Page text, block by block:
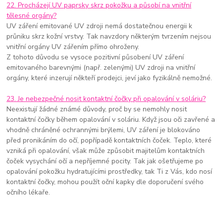
22. Procházejí UV paprsky skrz pokožku a působí na vnitřní
tělesné orgány?
UV záření emitované UV zdroji nemá dostatečnou energii k
průniku skrz kožní vrstvy. Tak navzdory některým tvrzením nejsou
vnitřní orgány UV zářením přímo ohroženy.
Z tohoto důvodu se vysoce pozitivní působení UV záření
emitovaného barevnými (např. zelenými) UV zdroji na vnitřní
orgány, které inzerují někteří prodejci, jeví jako fyzikálně nemožné.
23. Je nebezpečné nosit kontaktní čočky při opalování v soláriu?
Neexistují žádné známé důvody, proč by se nemohly nosit
kontaktní čočky během opalování v soláriu. Když jsou oči zavřené a
vhodně chráněné ochrannými brýlemi, UV záření je blokováno
před pronikáním do očí, popřípadě kontaktních čoček. Teplo, které
vzniká při opalování, však může způsobit majitelům kontaktních
čoček vysychání očí a nepříjemné pocity. Tak jak ošetřujeme po
opalování pokožku hydratujícími prostředky, tak Ti z Vás, kdo nosí
kontaktní čočky, mohou použít oční kapky dle doporučení svého
očního lékaře.